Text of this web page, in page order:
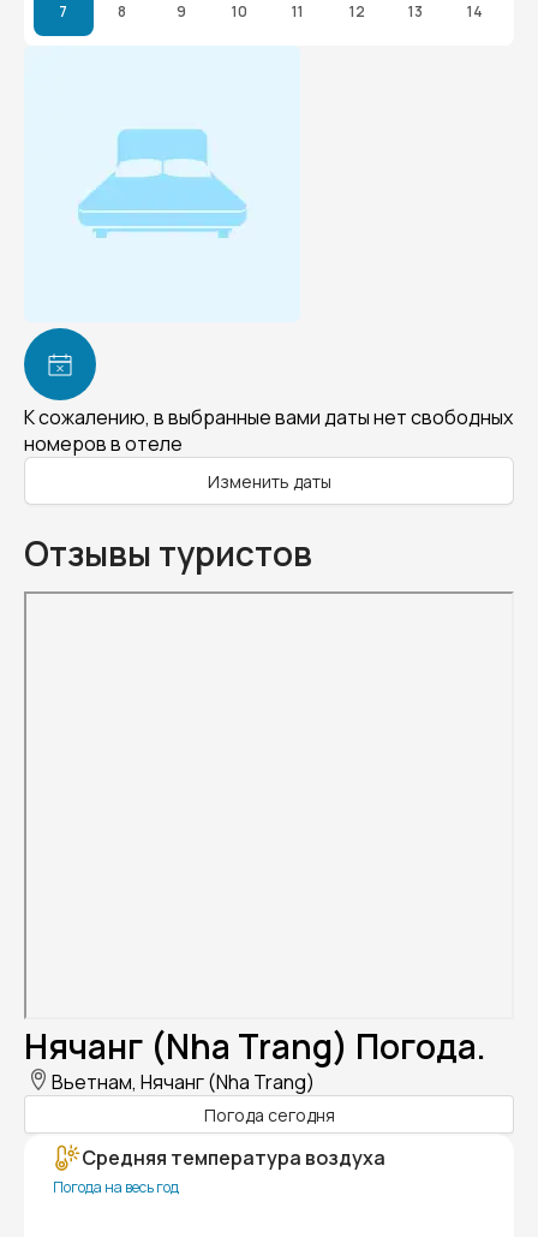
7 8 9 10 11 12 13 14
К сожалению, в выбранные вами даты нет свободных
номеров в отеле
Изменить даты
Отзывы туристов
Нячанг (Nha Trang) Погода.
Вьетнам, Нячанг (Nha Trang)
Погода сегодня
Средняя температура воздуха
Погода на весь год